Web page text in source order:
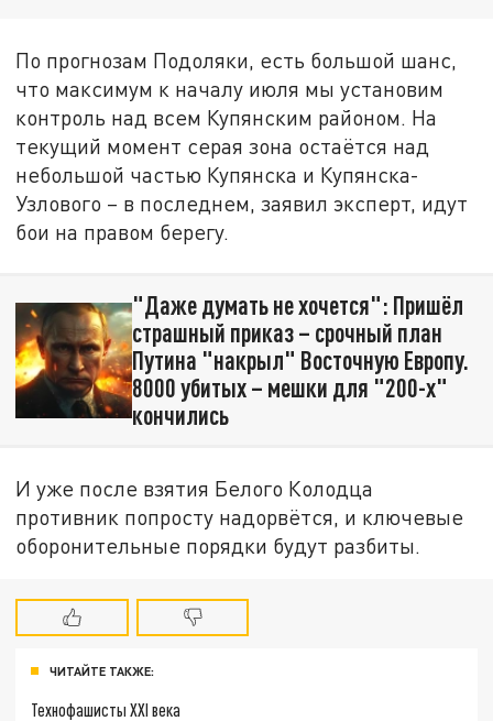
По прогнозам Подоляки, есть большой шанс,
что максимум к началу июля мы установим
контроль над всем Купянским районом. На
текущий момент серая зона остаётся над
небольшой частью Купянска и Купянска-
Узлового – в последнем, заявил эксперт, идут
бои на правом берегу.
"Даже думать не хочется": Пришёл
страшный приказ – срочный план
Путина "накрыл" Восточную Европу.
8000 убитых – мешки для "200-х"
кончились
И уже после взятия Белого Колодца
противник попросту надорвётся, и ключевые
оборонительные порядки будут разбиты.
ЧИТАЙТЕ ТАКЖЕ:
Технофашисты XXI века